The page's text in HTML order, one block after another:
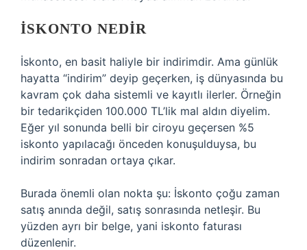
İSKONTO NEDIR
İskonto, en basit haliyle bir indirimdir. Ama günlük
hayatta “indirim” deyip geçerken, iş dünyasında bu
kavram çok daha sistemli ve kayıtlı ilerler. Örneğin
bir tedarikçiden 100.000 TL’lik mal aldın diyelim.
Eğer yıl sonunda belli bir ciroyu geçersen %5
iskonto yapılacağı önceden konuşulduysa, bu
indirim sonradan ortaya çıkar.
Burada önemli olan nokta şu: İskonto çoğu zaman
satış anında değil, satış sonrasında netleşir. Bu
yüzden ayrı bir belge, yani iskonto faturası
düzenlenir.